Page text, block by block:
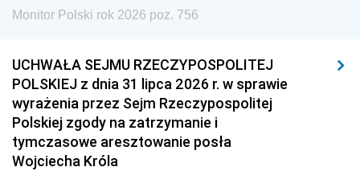
Monitor Polski rok 2026 poz. 756
UCHWAŁA SEJMU RZECZYPOSPOLITEJ
POLSKIEJ z dnia 31 lipca 2026 r. w sprawie
wyrażenia przez Sejm Rzeczypospolitej
Polskiej zgody na zatrzymanie i
tymczasowe aresztowanie posła
Wojciecha Króla